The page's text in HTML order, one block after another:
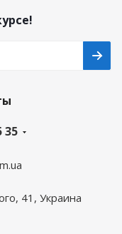
35
41, Украина